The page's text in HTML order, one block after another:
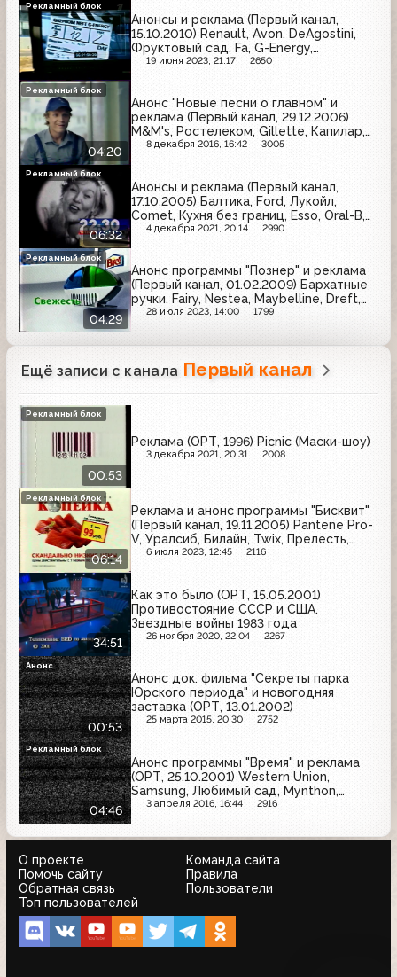
Анонсы и реклама (Первый канал,
15.10.2010) Renault, Avon, DeAgostini,
Фруктовый сад, Fa, G-Energy,
Эльдорадо, Пенсионный фонд
19 июня 2023, 21:17 2650
Рекламный блок
04:20
Анонс "Новые песни о главном" и
реклама (Первый канал, 29.12.2006)
M&M's, Ростелеком, Gillette, Капилар,
Prestige, HP, Maestro de Oliva
8 декабря 2016, 16:42 3005
Рекламный блок
06:32
Анонсы и реклама (Первый канал,
17.10.2005) Балтика, Ford, Лукойл,
Comet, Кухня без границ, Esso, Oral-B,
Мегафон, Ременс, Grand, Невское,
4 декабря 2021, 20:14 2990
Рекламный блок
04:29
Анонс программы "Познер" и реклама
(Первый канал, 01.02.2009) Бархатные
ручки, Fairy, Nestea, Maybelline, Dreft,
Parodontax, Bref, Garnier, Pampers
28 июля 2023, 14:00 1799
Рекламный блок
Ещё записи с канала Первый канал
00:53
Реклама (ОРТ, 1996) Picnic (Маски-шоу)
3 декабря 2021, 20:31 2008
Рекламный блок
06:14
Реклама и анонс программы "Бисквит"
(Первый канал, 19.11.2005) Pantene Pro-
V, Уралсиб, Билайн, Twix, Прелесть,
Снежная королева, Always, Мегафон,
6 июля 2023, 12:45 2116
Рекламный блок
34:51
Как это было (ОРТ, 15.05.2001)
Противостояние СССР и США.
Звездные войны 1983 года
26 ноября 2020, 22:04 2267
00:53
Анонс док. фильма "Секреты парка
Юрского периода" и новогодняя
заставка (ОРТ, 13.01.2002)
25 марта 2015, 20:30 2752
Анонс
04:46
Анонс программы "Время" и реклама
(ОРТ, 25.10.2001) Western Union,
Samsung, Любимый сад, Mynthon,
Сибирская корона, Fa, M&M's
3 апреля 2016, 16:44 2916
Рекламный блок
О проекте
Команда сайта
Помочь сайту
Правила
Обратная связь
Пользователи
Топ пользователей